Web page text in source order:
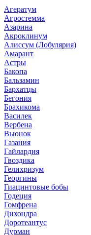
Агератум
Агростемма
Азарина
Акроклинум
Алиссум (Лобулярия)
Амарант
Астры
Бакопа
Бальзамин
Бархатцы
Бегония
Брахикома
Василек
Вербена
Вьюнок
Газания
Гайлардия
Гвоздика
Гелихризум
Георгины
Гиацинтовые бобы
Годеция
Гомфрена
Дихондра
Доротеантус
Дурман